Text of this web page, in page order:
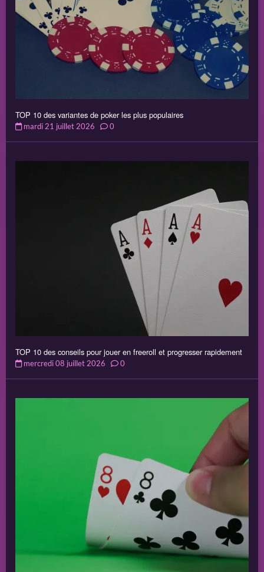
TOP 10 des variantes de poker les plus populaires
mardi 21 juillet 2026 0
TOP 10 des conseils pour jouer en freeroll et progresser rapidement
mercredi 08 juillet 2026 0